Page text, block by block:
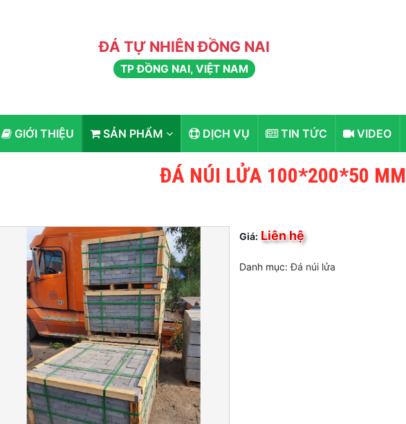
ĐÁ TỰ NHIÊN ĐỒNG NAI
TP ĐỒNG NAI, VIỆT NAM
GIỚI THIỆU SẢN PHẨM DỊCH VỤ TIN TỨC VIDEO
ĐÁ NÚI LỬA 100*200*50 MM
Giá: Liên hệ
Danh mục:Đá núi lửa